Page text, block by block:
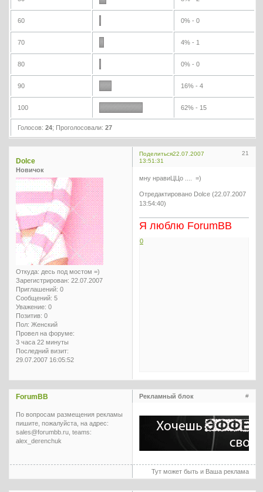
60 0% - 0
70 4% - 1
80 0% - 0
90 16% - 4
100 62% - 15
Голосов:24; Проголосовали:27
Поделиться 21
22.07.2007
13:51:31
Dolce
Новичок
Откуда: десь под мостом =)
Зарегистрирован: 22.07.2007
Приглашений: 0
Сообщений: 5
Уважение: 0
Позитив: 0
Пол: Женский
Провел на форуме:
3 часа 22 минуты
Последний визит:
29.07.2007 16:05:52
мну нравиЦЦо .... =)
Отредактировано Dolce (22.07.2007
13:54:40)
Я люблю ForumBB
0
#
Рекламный блок
ForumBB
По вопросам размещения рекламы
пишите, пожалуйста, на адрес:
sales@forumbb.ru, teams:
alex_derenchuk
Тут может быть и Ваша реклама